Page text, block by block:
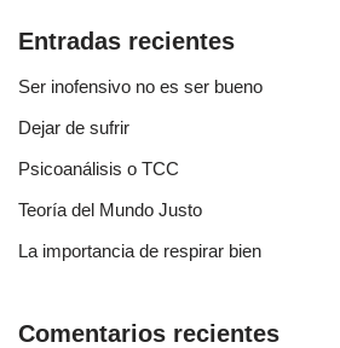
Entradas recientes
Ser inofensivo no es ser bueno
Dejar de sufrir
Psicoanálisis o TCC
Teoría del Mundo Justo
La importancia de respirar bien
Comentarios recientes